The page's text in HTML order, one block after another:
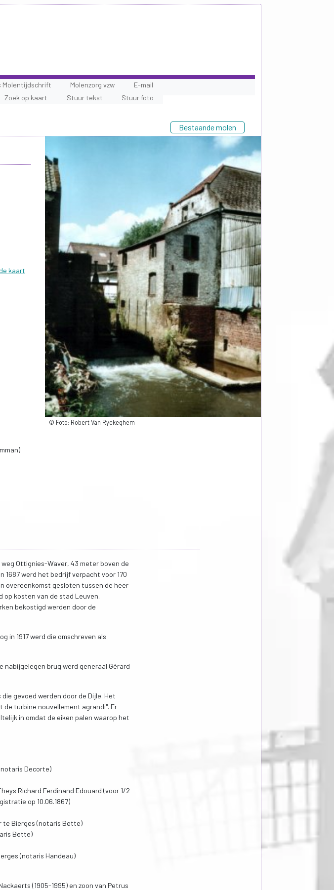
Zoek op kaart Stuur tekst Stuur foto
Molentijdschrift Molenzorg vzw E-mail
Bestaande molen
kaart
© Foto: Robert Van Ryckeghem
Ottignies-Waver, 43 meter boven de
1687 werd het bedrijf verpacht voor 170
overeenkomst gesloten tussen de heer
op kosten van de stad Leuven.
bekostigd werden door de
in 1917 werd die omschreven als
nabijgelegen brug werd generaal Gérard
gevoed werden door de Dijle. Het
turbine nouvellement agrandi". Er
in omdat de eiken palen waarop het
Decorte)
Richard Ferdinand Edouard (voor 1/2
op 10.06.1867)
te Bierges (notaris Bette)
Bette)
(notaris Handeau)
(1905-1995) en zoon van Petrus